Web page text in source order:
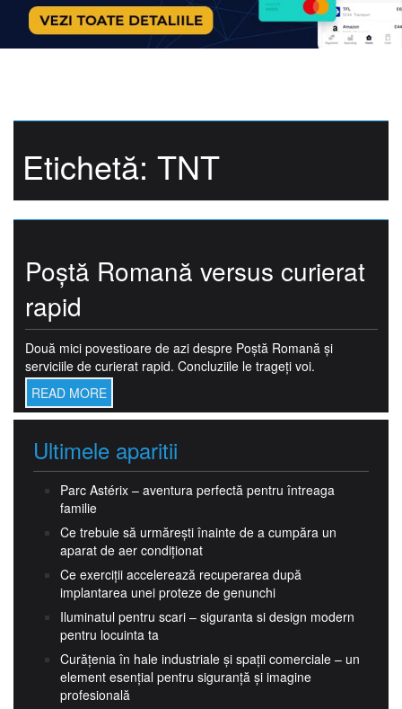
Etichetă: TNT
Poştă Romană versus curierat
rapid
Două mici povestioare de azi despre Poştă Romană şi
serviciile de curierat rapid. Concluziile le trageţi voi.
READ MORE
Ultimele aparitii
Parc Astérix – aventura perfectă pentru întreaga
familie
Ce trebuie să urmărești înainte de a cumpăra un
aparat de aer condiționat
Ce exerciții accelerează recuperarea după
implantarea unei proteze de genunchi
Iluminatul pentru scari – siguranta si design modern
pentru locuinta ta
Curățenia în hale industriale și spații comerciale – un
element esențial pentru siguranță și imagine
profesională